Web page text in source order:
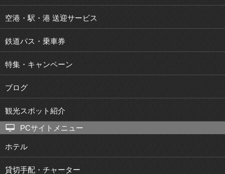
空港・駅・港 送迎サービス
鉄道パス・乗車券
特集・キャンペーン
ブログ
観光スポット紹介
PCサイトメニュー
ホテル
貸切手配・チャーター